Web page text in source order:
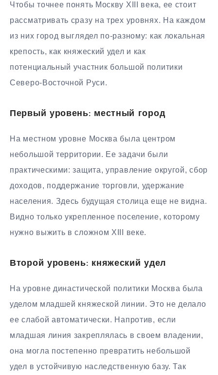
Чтобы точнее понять Москву XIII века, ее стоит
рассматривать сразу на трех уровнях. На каждом
из них город выглядел по-разному: как локальная
крепость, как княжеский удел и как
потенциальный участник большой политики
Северо-Восточной Руси.
Первый уровень: местный город
На местном уровне Москва была центром
небольшой территории. Ее задачи были
практическими: защита, управление округой, сбор
доходов, поддержание торговли, удержание
населения. Здесь будущая столица еще не видна.
Видно только укрепленное поселение, которому
нужно выжить в сложном XIII веке.
Второй уровень: княжеский удел
На уровне династической политики Москва была
уделом младшей княжеской линии. Это не делало
ее слабой автоматически. Напротив, если
младшая линия закреплялась в своем владении,
она могла постепенно превратить небольшой
удел в устойчивую наследственную базу. Так